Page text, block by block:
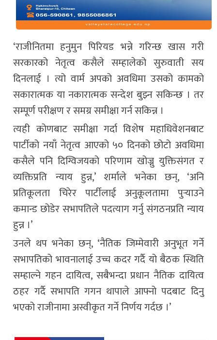
‘राजीनितमा हनुमुन पिरियड भन्ने गरिन्छ खास गरी
सरकारको नेतृत्व कसैले सम्हालेको सुरुवाती सय
दिनलाई । त्यो वार्म अपको अवधिमा उसको कामको
सकारात्मक या नकारात्मक सन्देश बुझ्न सकिन्छ । तर
सम्पूर्ण परीक्षण र समग्र समीक्षा गर्न सकिन्न ।
त्यही कोणबाट समीक्षा गर्दा विशेष महाधिवेशनबाट
पार्टीको नयाँ नेतृत्व आएको ५० दिनको छोटो अवधिमा
कसैले पनि दिग्विजयको परिणाम खोज्नु युक्तिसंगत र
व्यक्तिप्रति न्याय हुन्न,’ शर्माले भनेका छन्, ‘अनि
प्रतिकूलता चिरेर पार्टीलाई अनुकूलतामा पुर्‍याउने
कमान्ड छोडेर सभापतिले पदत्याग गर्नु संगठनप्रति न्याय
हुन्न ।’
उनले थप भनेका छन्, ‘नैतिक जिम्मेवारी अनुभूत गर्ने
सभापतिको भावनालाई उच्च कदर गर्दै यो बैठक स्थिति
सम्हाल्ने गहन दायित्व, सबैभन्दा प्रधान नैतिक दायित्व
ठहर गर्दै सभापति गगन थापाले आफ्नो पदबाट दिनु
भएको राजीनामा अस्वीकृत गर्ने निर्णय गर्दछ ।’